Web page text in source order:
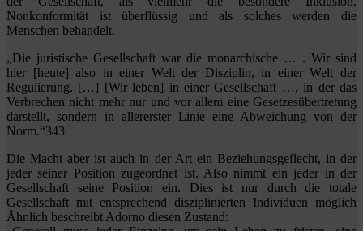
Nonkonformität ist überflüssig und als solches werden die
Menschen behandelt.
„Die juristische Gesellschaft war die monarchische … . Wir sind
hier [heute] also in einer Welt der Disziplin, in einer Welt der
Regulierung. […] [Wir leben] in einer Gesellschaft …, in der das
Verbrechen nicht mehr nur und vor allem eine Gesetzesübertretung
darstellt, sondern in allererster Linie eine Abweichung von der
Norm.“343
Die Macht aber ist auch in der Art ein Beziehungsgeflecht, in der
jeder seiner Position zugeordnet ist. Also nimmt ein jeder in der
Gesellschaft seine Position ein. Dies ist nur durch die totale
Gesellschaft mit entsprechend disziplinierten Individuen möglich
Ähnlich beschreibt Adorno diesen Zustand: